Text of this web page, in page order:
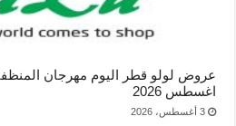
اغسطس 2026
3 أغسطس، 2026